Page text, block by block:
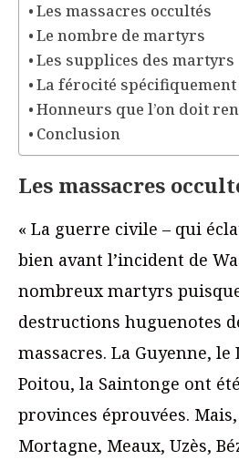
Les massacres occultés
Le nombre de martyrs
Les supplices des martyrs
La férocité
Honneurs que l’on doit
Conclusion
Les massacres
« La guerre civile – qui
bien avant l’incident de
nombreux martyrs
destructions huguenotes
massacres. La Guyenne, le
Poitou, la Saintonge ont
provinces éprouvées.
Mortagne, Meaux, Uzès,